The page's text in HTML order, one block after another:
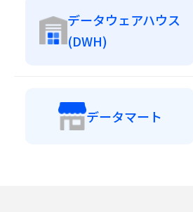
データウェアハウス
(DWH)
データマート